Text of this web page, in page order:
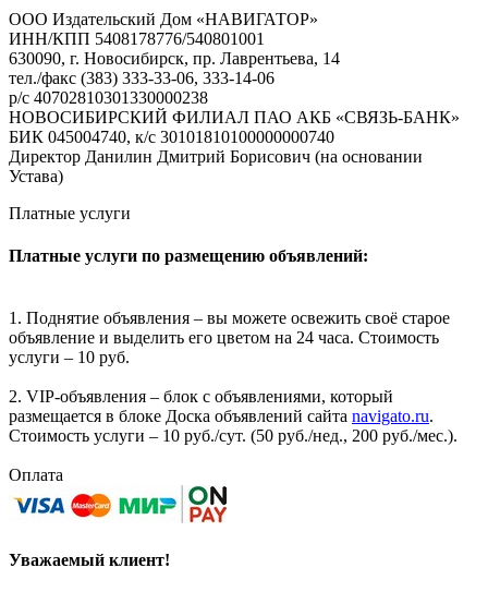
ООО Издательский Дом «НАВИГАТОР»
ИНН/КПП 5408178776/540801001
630090, г. Новосибирск, пр. Лаврентьева, 14
тел./факс (383) 333-33-06, 333-14-06
р/с 40702810301330000238
НОВОСИБИРСКИЙ ФИЛИАЛ ПАО АКБ «СВЯЗЬ-БАНК»
БИК 045004740, к/с 30101810100000000740
Директор Данилин Дмитрий Борисович (на основании
Устава)
Платные услуги
Платные услуги по размещению объявлений:
1. Поднятие объявления – вы можете освежить своё старое
объявление и выделить его цветом на 24 часа. Стоимость
услуги – 10 руб.
2. VIP-объявления – блок с объявлениями, который
размещается в блоке Доска объявлений сайта navigato.ru.
Стоимость услуги – 10 руб./сут. (50 руб./нед., 200 руб./мес.).
Оплата
Уважаемый клиент!